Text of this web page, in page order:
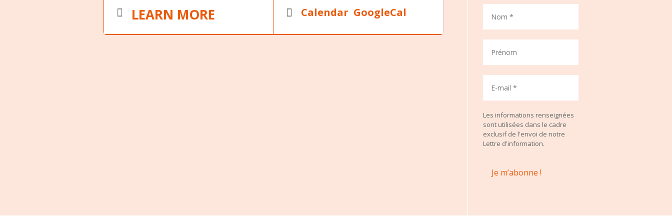
Billetterie : https://www.helloasso.com/associations/choeur-philharmonique-de-
LEARN MORE Calendar GoogleCal
Les informations renseignées
sont utilisées dans le cadre
exclusif de l'envoi de notre
Lettre d'information.